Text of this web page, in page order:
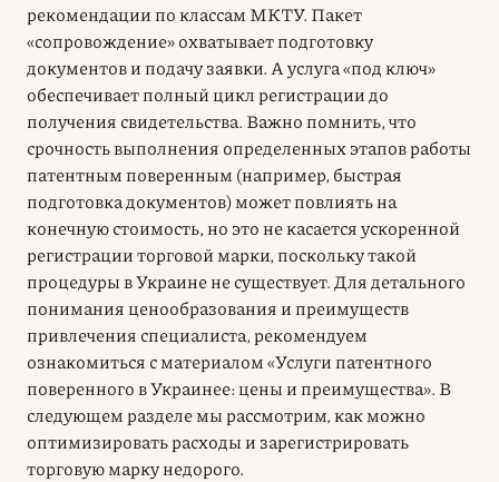
рекомендации по классам МКТУ. Пакет
«сопровождение» охватывает подготовку
документов и подачу заявки. А услуга «под ключ»
обеспечивает полный цикл регистрации до
получения свидетельства. Важно помнить, что
срочность выполнения определенных этапов работы
патентным поверенным (например, быстрая
подготовка документов) может повлиять на
конечную стоимость, но это не касается ускоренной
регистрации торговой марки, поскольку такой
процедуры в Украине не существует. Для детального
понимания ценообразования и преимуществ
привлечения специалиста, рекомендуем
ознакомиться с материалом «Услуги патентного
поверенного в Украинее: цены и преимущества». В
следующем разделе мы рассмотрим, как можно
оптимизировать расходы и зарегистрировать
торговую марку недорого.